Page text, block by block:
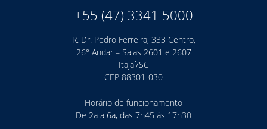
+55 (47) 3341 5000
R. Dr. Pedro Ferreira, 333 Centro,
26° Andar – Salas 2601 e 2607
Itajaí/SC
CEP 88301-030
Horário de funcionamento
De 2a a 6a, das 7h45 às 17h30